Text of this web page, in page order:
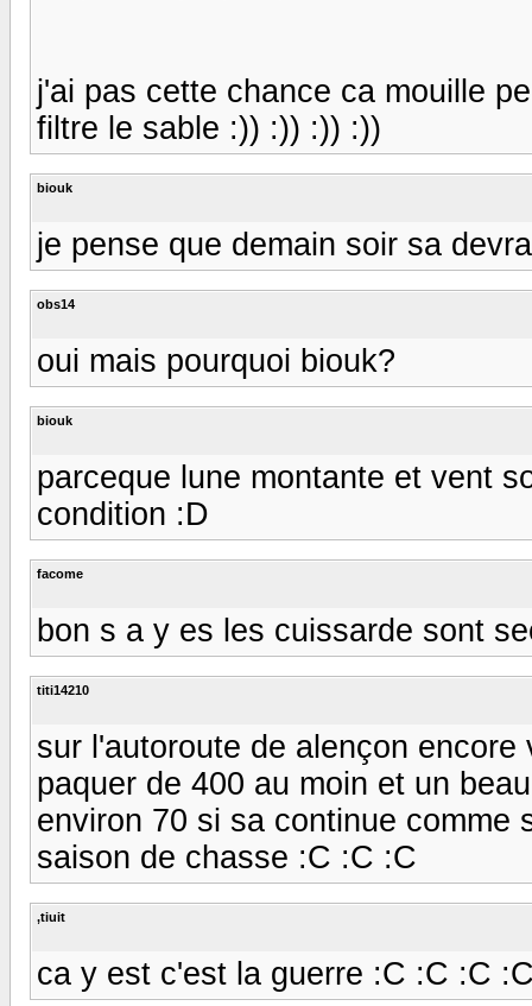
j'ai pas cette chance ca mouille
filtre le sable :)) :)) :)) :))
biouk
je pense que demain soir sa
obs14
oui mais pourquoi biouk?
biouk
parceque lune montante et vent
condition :D
facome
bon s a y es les cuissarde sont
titi14210
sur l'autoroute de alençon
paquer de 400 au moin et un
environ 70 si sa continue comme
saison de chasse :C :C :C
,tiuit
ca y est c'est la guerre :C :C :C